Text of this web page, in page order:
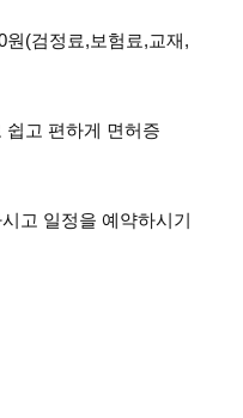
원(검정료,보험료,교재,
쉽고 편하게 면허증
고 일정을 예약하시기